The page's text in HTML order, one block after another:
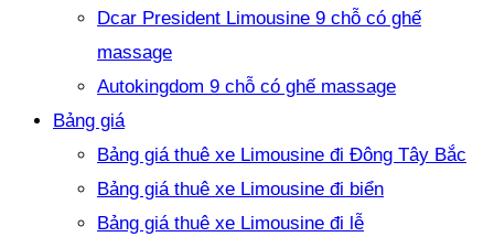
Dcar President Limousine 9 chỗ có ghế
massage
Autokingdom 9 chỗ có ghế massage
Bảng giá
Bảng giá thuê xe Limousine đi Đông Tây Bắc
Bảng giá thuê xe Limousine đi biển
Bảng giá thuê xe Limousine đi lễ